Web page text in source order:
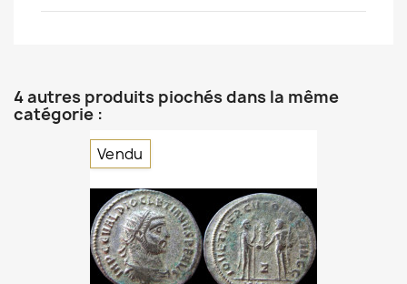
4 autres produits piochés dans la même
catégorie :
Vendu